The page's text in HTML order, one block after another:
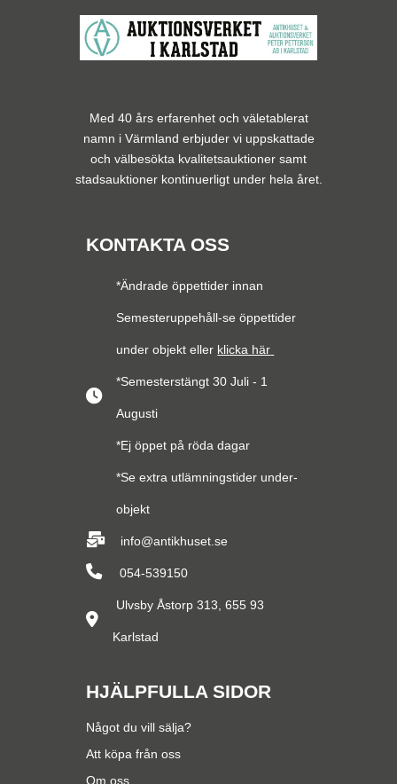
Med 40 års erfarenhet och väletablerat
namn i Värmland erbjuder vi uppskattade
och välbesökta kvalitetsauktioner samt
stadsauktioner kontinuerligt under hela året.
KONTAKTA OSS
*Ändrade öppettider innan
Semesteruppehåll-se öppettider
under objekt eller klicka här
*Semesterstängt 30 Juli - 1
Augusti
*Ej öppet på röda dagar
*Se extra utlämningstider under-
objekt
info@antikhuset.se
054-539150
Ulvsby Åstorp 313, 655 93
Karlstad
HJÄLPFULLA SIDOR
Något du vill sälja?
Att köpa från oss
Om oss